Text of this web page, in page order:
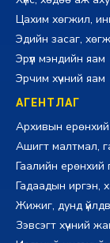
Цахим хөгжил,
Эдийн засаг,
Эрүүл мэндийн яам
Эрчим хүчний яам
АГЕНТЛАГ
Архивын ерөнхий
Ашигт малтмал,
Гаалийн ерөнхий
Гадаадын иргэн,
Жижиг, дунд
Зэвсэгт хүчний